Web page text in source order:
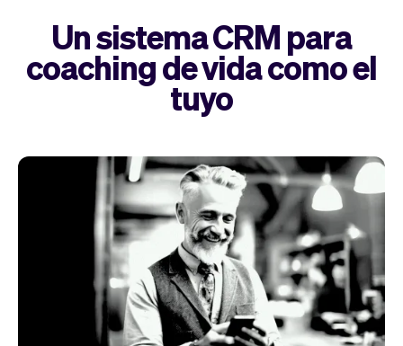
Un sistema CRM para
coaching de vida como el
tuyo